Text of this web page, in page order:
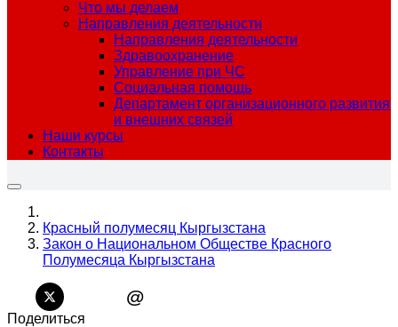
Что мы делаем
Направления деятельности
Направления деятельности
Здравоохранение
Управление при ЧС
Социальная помощь
Департамент организационного развития
и внешних связей
Наши курсы
Контакты
Красный полумесяц Кыргызстана
Закон о Национальном Обществе Красного
Полумесяца Кыргызстана
@
Поделиться